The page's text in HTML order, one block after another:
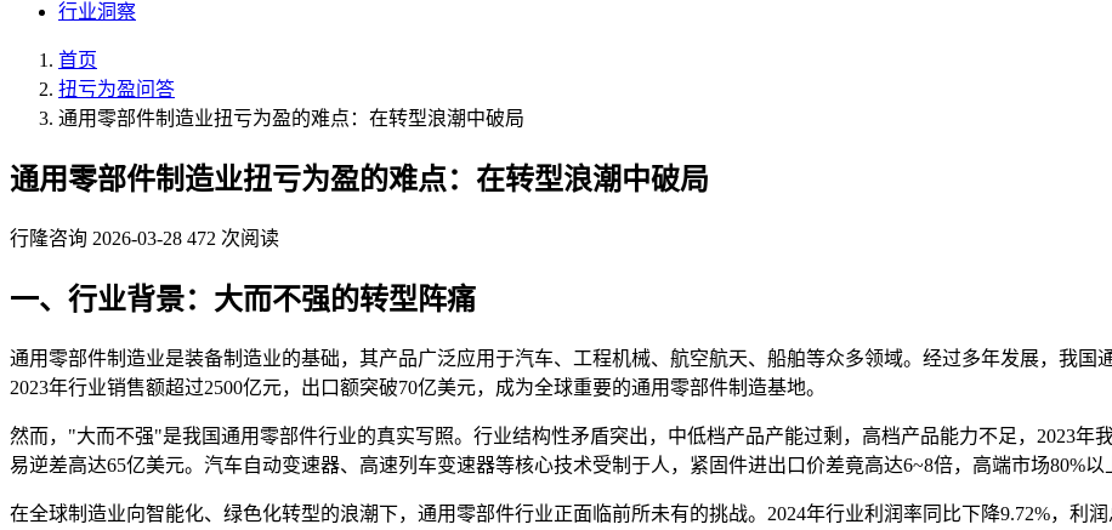
行业洞察
首页
扭亏为盈问答
通用零部件制造业扭亏为盈的难点：在转型浪潮中破局
通用零部件制造业扭亏为盈的难点：在转型浪潮中破局
行隆咨询 2026-03-28 472 次阅读
一、行业背景：大而不强的转型阵痛
通用零部件制造业是装备制造业的基础，其产品广泛应用于汽车、工程机械、航空航天、船舶等众多领域。经过多年发展，我国
2023年行业销售额超过2500亿元，出口额突破70亿美元，成为全球重要的通用零部件制造基地。
然而，"大而不强"是我国通用零部件行业的真实写照。行业结构性矛盾突出，中低档产品产能过剩，高档产品能力不足，2023年
易逆差高达65亿美元。汽车自动变速器、高速列车变速器等核心技术受制于人，紧固件进出口价差竟高达6~8倍，高端市场80%以
在全球制造业向智能化、绿色化转型的浪潮下，通用零部件行业正面临前所未有的挑战。2024年行业利润率同比下降9.72%，利